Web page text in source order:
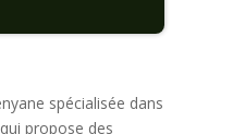
spécialisée dans
propose des